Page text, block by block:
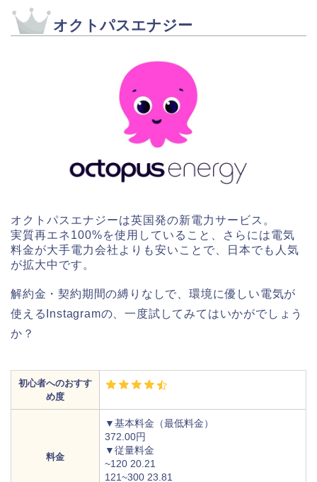
オクトパスエナジー
オクトパスエナジーは英国発の新電力サービス。
実質再エネ100%を使用していること、さらには電気
料金が大手電力会社よりも安いことで、日本でも人気
が拡大中です。
解約金・契約期間の縛りなしで、環境に優しい電気が
使えるInstagramの、一度試してみてはいかがでしょう
か？
初心者へのおすす
め度
料金
▼基本料金（最低料金）
372.00円
▼従量料金
~120 20.21
121~300 23.81